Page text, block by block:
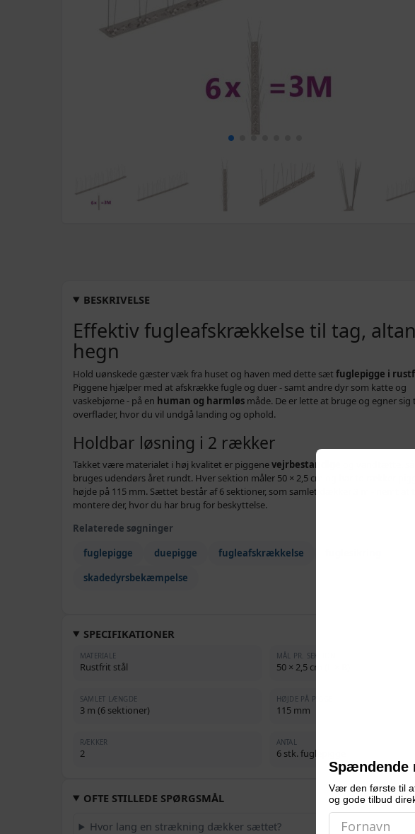
BESKRIVELSE
Effektiv fugleafskrækkelse til tag,
hegn
Hold uønskede gæster væk fra huset og haven med dette sæt fuglepigge i
Piggene hjælper med at afskrække fugle og duer - samt andre dyr som katte og
vaskebjørne - på en human og harmløs måde. De er lette at bruge og egner sig
overflader, hvor du vil undgå landing og ophold.
Holdbar løsning i 2 rækker
Takket være materialet i høj kvalitet er piggenevejrbestandige
bruges udendørs året rundt. Hver sektion måler 50 × 2,5 cm og har to rækker
højde på 115 mm. Sættet består af 6 sektioner, som samlet dækker 3 m - nemt at
montere der, hvor du har brug for beskyttelse.
Relaterede søgninger
fuglepigge
duepigge fugleafskrækkelse
skadedyrsbekæmpelse
SPECIFIKATIONER
MATERIALE
Rustfrit stål
MÅL PR. SEKTION
50 × 2,5 cm (L × B)
SAMLET LÆNGDE
3 m (6 sektioner)
HØJDE PÅ PIGGE
115 mm
RÆKKER
2
ANTAL
6 stk. fuglepigge
OFTE STILLEDE SPØRGSMÅL
Hvor lang en strækning dækker sættet?
Spændende
Vær den første til
og gode tilbud